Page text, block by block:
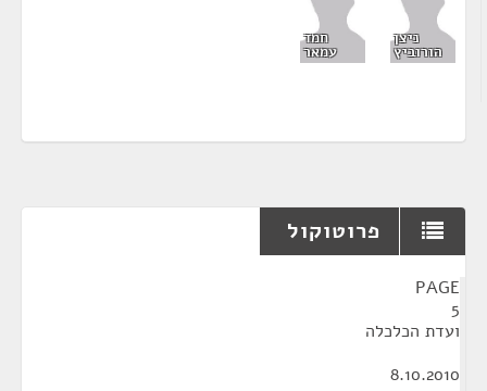
ניצן
הורוביץ
חמד
עמאר
פרוטוקול
PAGE
5
ועדת הכלכלה
8.10.2010